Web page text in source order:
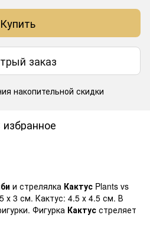
Купить
заказ
накопительной скидки
избранное
и стрелялка Кактус Plants vs
х 3 см. Кактус: 4.5 х 4.5 см. В
Фигурка Кактус стреляет